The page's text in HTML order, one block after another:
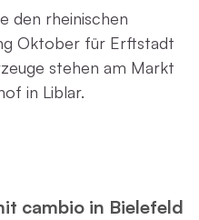
den rheinischen
Oktober für Erftstadt
stehen am Markt
in Liblar.
cambio in Bielefeld